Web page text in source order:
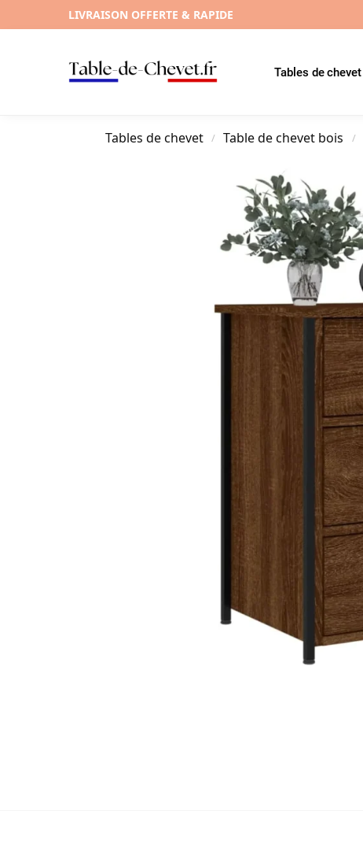
LIVRAISON OFFERTE & RAPIDE
Tables de chevet
Tables de chevet / Table de chevet bois /